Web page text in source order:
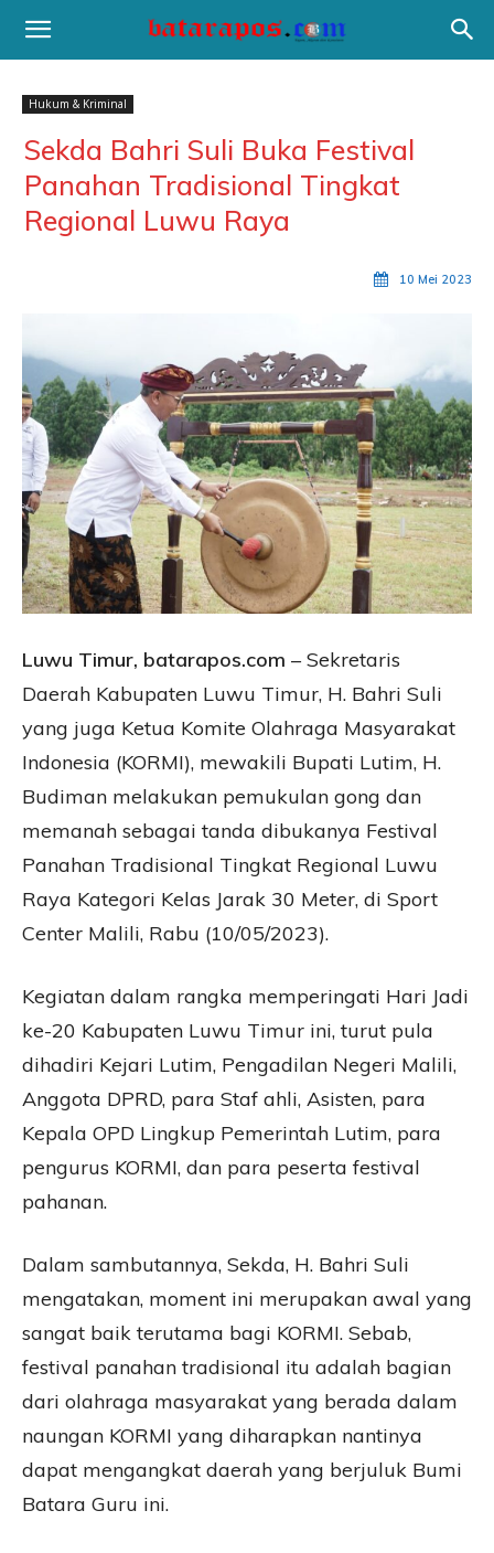
Hukum & Kriminal
Sekda Bahri Suli Buka Festival
Panahan Tradisional Tingkat
Regional Luwu Raya
10 Mei 2023
Luwu Timur, batarapos.com – Sekretaris
Daerah Kabupaten Luwu Timur, H. Bahri Suli
yang juga Ketua Komite Olahraga Masyarakat
Indonesia (KORMI), mewakili Bupati Lutim, H.
Budiman melakukan pemukulan gong dan
memanah sebagai tanda dibukanya Festival
Panahan Tradisional Tingkat Regional Luwu
Raya Kategori Kelas Jarak 30 Meter, di Sport
Center Malili, Rabu (10/05/2023).
Kegiatan dalam rangka memperingati Hari Jadi
ke-20 Kabupaten Luwu Timur ini, turut pula
dihadiri Kejari Lutim, Pengadilan Negeri Malili,
Anggota DPRD, para Staf ahli, Asisten, para
Kepala OPD Lingkup Pemerintah Lutim, para
pengurus KORMI, dan para peserta festival
pahanan.
Dalam sambutannya, Sekda, H. Bahri Suli
mengatakan, moment ini merupakan awal yang
sangat baik terutama bagi KORMI. Sebab,
festival panahan tradisional itu adalah bagian
dari olahraga masyarakat yang berada dalam
naungan KORMI yang diharapkan nantinya
dapat mengangkat daerah yang berjuluk Bumi
Batara Guru ini.